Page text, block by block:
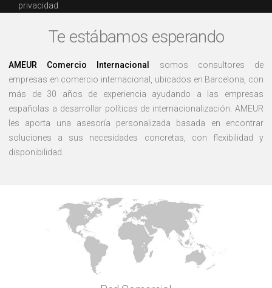
privacidad
Te estábamos esperando
AMEUR Comercio Internacional
somos consultores de
empresas en comercio internacional, ubicados en Barcelona, con
más de 30 años de experiencia ayudando a las empresas
españolas a desarrollar políticas de internacionalización. AMEUR
les aporta una asesoría personalizada basada en encontrar
soluciones a sus necesidades concretas, con flexibilidad y
disponibilidad.